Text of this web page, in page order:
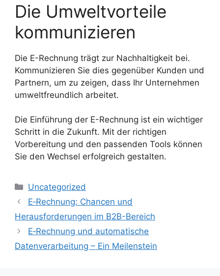
Die Umweltvorteile
kommunizieren
Die E-Rechnung trägt zur Nachhaltigkeit bei.
Kommunizieren Sie dies gegenüber Kunden und
Partnern, um zu zeigen, dass Ihr Unternehmen
umweltfreundlich arbeitet.
Die Einführung der E-Rechnung ist ein wichtiger
Schritt in die Zukunft. Mit der richtigen
Vorbereitung und den passenden Tools können
Sie den Wechsel erfolgreich gestalten.
Kategorien
Uncategorized
E‑Rechnung: Chancen und
Herausforderungen im B2B-Bereich
E‑Rechnung und automatische
Datenverarbeitung – Ein Meilenstein